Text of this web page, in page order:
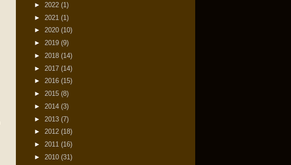
► 2022 (1)
► 2021 (1)
► 2020 (10)
► 2019 (9)
► 2018 (14)
► 2017 (14)
► 2016 (15)
► 2015 (8)
► 2014 (3)
► 2013 (7)
► 2012 (18)
► 2011 (16)
► 2010 (31)